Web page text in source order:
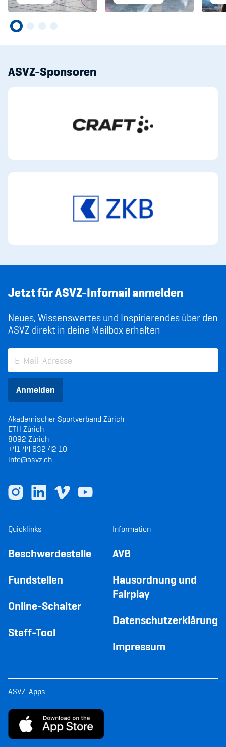
ASVZ-Sponsoren
Jetzt für ASVZ-Infomail anmelden
Neues, Wissenswertes und Inspirierendes über den
ASVZ direkt in deine Mailbox erhalten
Anmelden
Akademischer Sportverband Zürich
ETH Zürich
8092 Zürich
+41 44 632 42 10
info@asvz.ch
Quicklinks
Beschwerdestelle
Fundstellen
Online-Schalter
Staff-Tool
Information
AVB
Hausordnung und
Fairplay
Datenschutzerklärung
Impressum
ASVZ-Apps